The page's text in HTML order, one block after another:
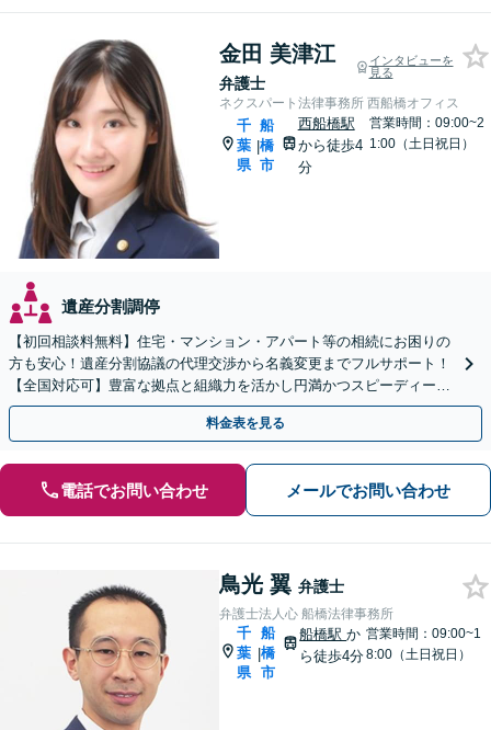
金田 美津江
弁護士
インタビューを
見る
ネクスパート法律事務所 西船橋オフィス
千
葉
県
|
船
橋
市
西船橋駅
から徒歩4
分
営業時間：09:00~2
1:00（土日祝日）
遺産分割調停
【初回相談料無料】住宅・マンション・アパート等の相続にお困りの
方も安心！遺産分割協議の代理交渉から名義変更までフルサポート！
【全国対応可】豊富な拠点と組織力を活かし円満かつスピーディーに
相続手続きをお手伝いします【取扱い実績2000件以上】
料金表を見る
電話でお問い合わせ メールでお問い合わせ
鳥光 翼 弁護士
弁護士法人心 船橋法律事務所
千
葉
県
|
船
橋
市
船橋駅か
ら徒歩4分
営業時間：09:00~1
8:00（土日祝日）